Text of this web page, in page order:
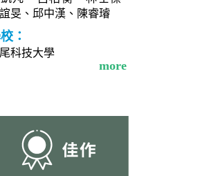
旻、邱中漢、陳睿璿
：
科技大學
more